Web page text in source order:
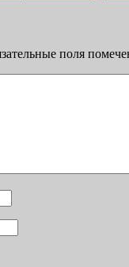
поля